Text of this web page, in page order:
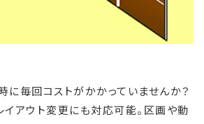
に毎回コストがかかっていませんか？
イアウト変更にも対応可能。区画や動